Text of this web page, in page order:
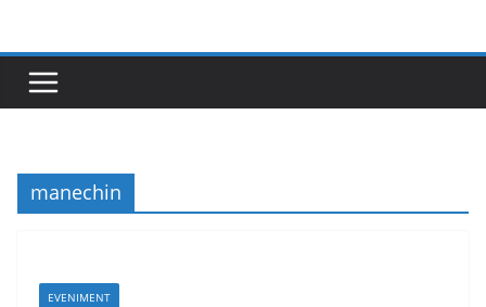
content
manechin
EVENIMENT